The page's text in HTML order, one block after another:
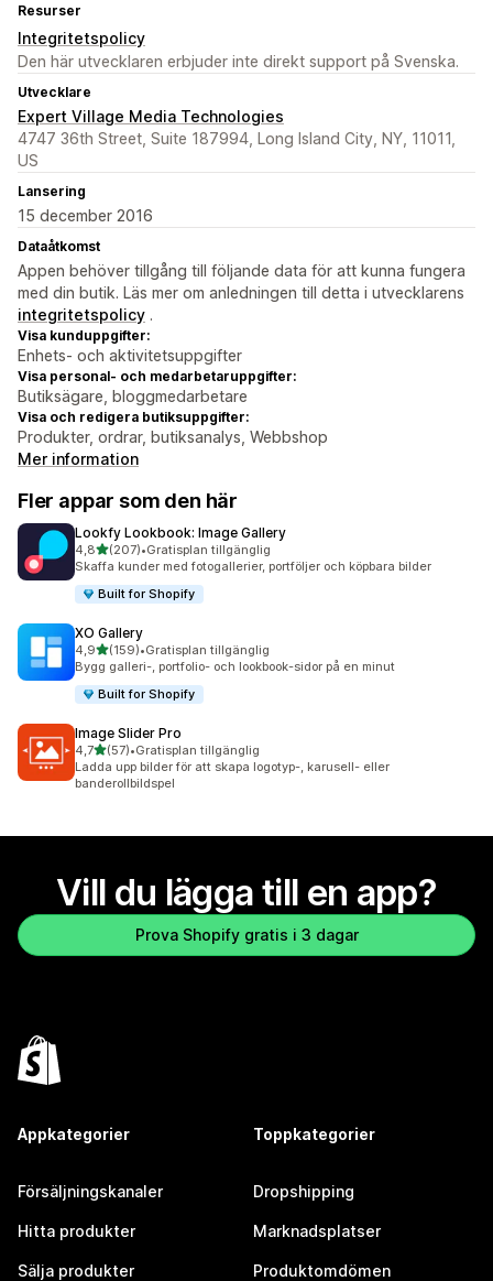
Resurser
Integritetspolicy
Den här utvecklaren erbjuder inte direkt support på Svenska.
Utvecklare
Expert Village Media Technologies
4747 36th Street, Suite 187994, Long Island City, NY, 11011,
US
Lansering
15 december 2016
Dataåtkomst
Appen behöver tillgång till följande data för att kunna fungera
med din butik. Läs mer om anledningen till detta i utvecklarens
integritetspolicy .
Visa kunduppgifter:
Enhets- och aktivitetsuppgifter
Visa personal- och medarbetaruppgifter:
Butiksägare, bloggmedarbetare
Visa och redigera butiksuppgifter:
Produkter, ordrar, butiksanalys, Webbshop
Mer information
Fler appar som den här
Lookfy Lookbook: Image Gallery
4,8av 5 stjärnor
(207)
207 recensioner totalt
•Gratisplan tillgänglig
Skaffa kunder med fotogallerier, portföljer och köpbara bilder
Built for Shopify
XO Gallery
4,9av 5 stjärnor
(159)
159 recensioner totalt
•Gratisplan tillgänglig
Bygg galleri-, portfolio- och lookbook-sidor på en minut
Built for Shopify
Image Slider Pro
4,7av 5 stjärnor
(57)
57 recensioner totalt
•Gratisplan tillgänglig
Ladda upp bilder för att skapa logotyp-, karusell- eller
banderollbildspel
Vill du lägga till en app?
Prova Shopify gratis i 3 dagar
Appkategorier
Försäljningskanaler
Hitta produkter
Sälja produkter
Toppkategorier
Dropshipping
Marknadsplatser
Produktomdömen